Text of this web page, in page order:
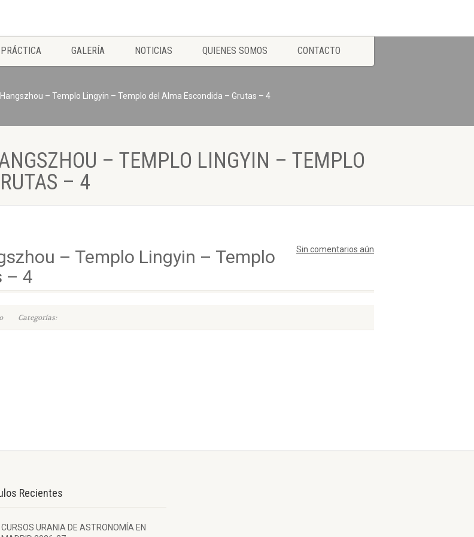
GALERÍA NOTICIAS QUIENES SOMOS CONTACTO
– Templo Lingyin – Templo del Alma Escondida – Grutas – 4
– TEMPLO LINGYIN – TEMPLO
– 4
Sin comentarios aún
– Templo Lingyin – Templo
– 4
Categorías:
Recientes
CURSOS URANIA DE ASTRONOMÍA EN